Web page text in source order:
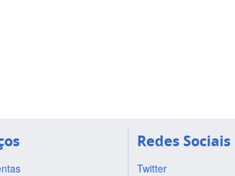
Redes Sociais
Twitter